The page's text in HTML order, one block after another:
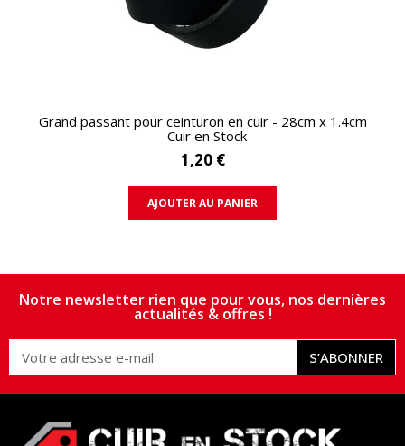
APERÇU RAPIDE
Grand passant pour ceinturon en cuir - 28cm x 1.4cm
- Cuir en Stock
1,20 €
AJOUTER AU PANIER
Notre newsletter rien que pour vous, nos dernières
actualités & offres !
S’ABONNER